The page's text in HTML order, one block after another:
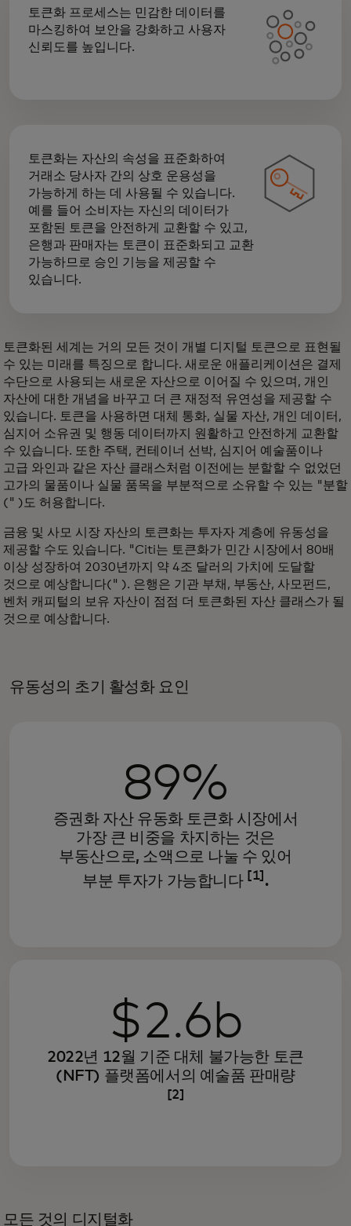
토큰화 프로세스는 민감한 데이터를
마스킹하여 보안을 강화하고 사용자
신뢰도를 높입니다.
토큰화는 자산의 속성을 표준화하여
거래소 당사자 간의 상호 운용성을
가능하게 하는 데 사용될 수 있습니다.
예를 들어 소비자는 자신의 데이터가
포함된 토큰을 안전하게 교환할 수 있고,
은행과 판매자는 토큰이 표준화되고 교환
가능하므로 승인 기능을 제공할 수
있습니다.
토큰화된 세계는 거의 모든 것이 개별 디지털 토큰으로 표현될
수 있는 미래를 특징으로 합니다. 새로운 애플리케이션은 결제
수단으로 사용되는 새로운 자산으로 이어질 수 있으며, 개인
자산에 대한 개념을 바꾸고 더 큰 재정적 유연성을 제공할 수
있습니다. 토큰을 사용하면 대체 통화, 실물 자산, 개인 데이터,
심지어 소유권 및 행동 데이터까지 원활하고 안전하게 교환할
수 있습니다. 또한 주택, 컨테이너 선박, 심지어 예술품이나
고급 와인과 같은 자산 클래스처럼 이전에는 분할할 수 없었던
고가의 물품이나 실물 품목을 부분적으로 소유할 수 있는 "분할
(" )도 허용합니다.
금융 및 사모 시장 자산의 토큰화는 투자자 계층에 유동성을
제공할 수도 있습니다. "Citi는 토큰화가 민간 시장에서 80배
이상 성장하여 2030년까지 약 4조 달러의 가치에 도달할
것으로 예상합니다(" ). 은행은 기관 부채, 부동산, 사모펀드,
벤처 캐피털의 보유 자산이 점점 더 토큰화된 자산 클래스가 될
것으로 예상합니다.
유동성의 초기 활성화 요인
89%
증권화 자산 유동화 토큰화 시장에서
가장 큰 비중을 차지하는 것은
부동산으로, 소액으로 나눌 수 있어
부분 투자가 가능합니다 [1] .
$2.6b
2022년 12월 기준 대체 불가능한 토큰
(NFT) 플랫폼에서의 예술품 판매량
[2]
모든 것의 디지털화